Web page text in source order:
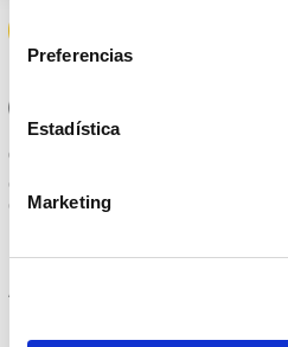
Preferencias
Estadística
Marketing
Conoce ESVision Vigilancia Inteligente
Cámaras de Vigilancia
Control de Accesos
Área Administradores